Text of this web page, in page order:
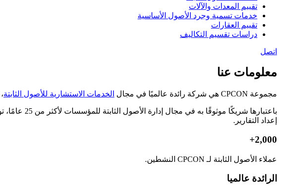
تقييم المعدات والآلات
خدمات تسمية وجرد الأصول الأساسية
تقييم العقارات
دراسات تقسيم التكاليف
اتصل
معلومات عنا
مجموعة CPCON هي شركة رائدة عالميًا في مجال الخدمات الاستشارية للأصول الثابتة
باعتبارها شريكًا موثوقًا به في مجال إدارة الأصول الثابتة للمؤسسات لأكثر من 25 عامًا، توفر CPCON
إعداد التقارير.
2,000+
عملاء الأصول الثابتة لـ CPCON النشطين.
الرائدة عالميا